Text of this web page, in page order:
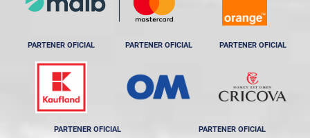
PARTENER OFICIAL PARTENER OFICIAL PARTENER OFICIAL
PARTENER OFICIAL PARTENER OFICIAL